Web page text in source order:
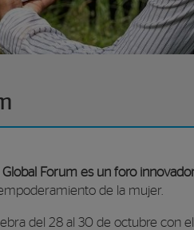
Global Forum es un foro
de la mujer.
del 28 al 30 de octubre con